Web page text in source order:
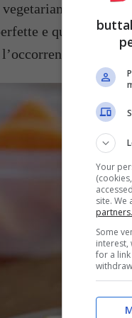
e
e quando le
Your
site. We
partners.
Some
interest,
for a